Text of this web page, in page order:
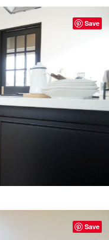
Save
Save